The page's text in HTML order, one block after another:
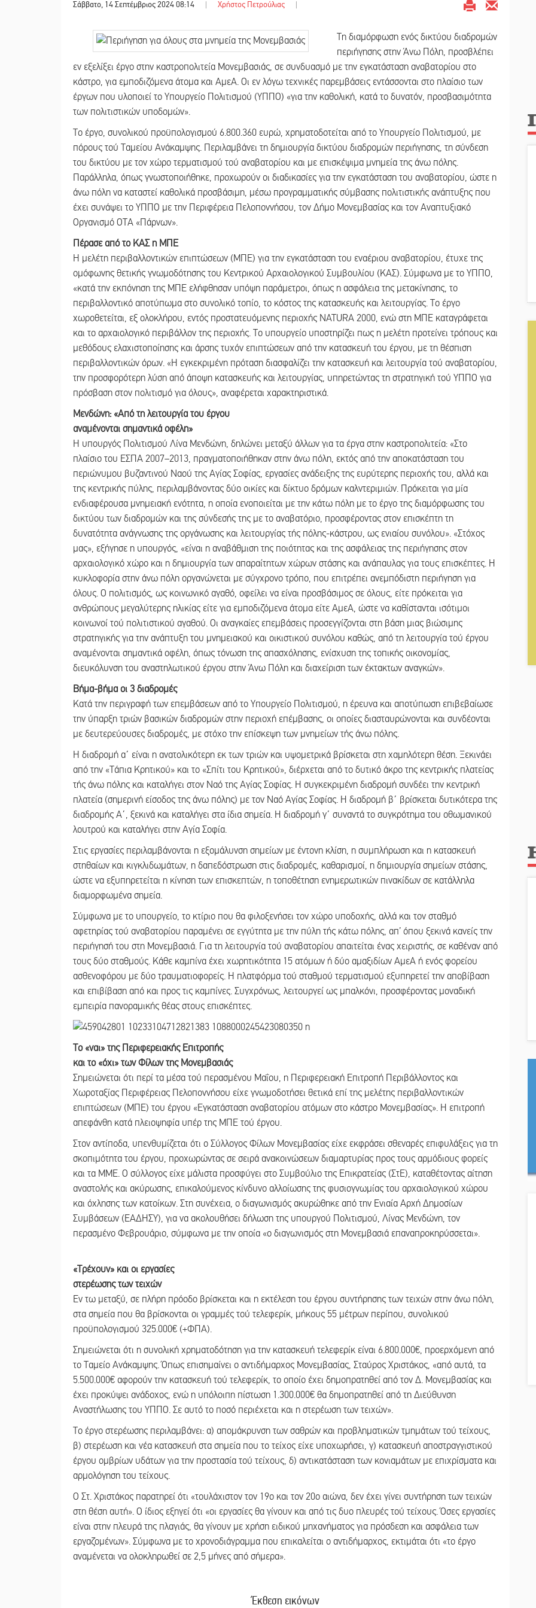
Σάββατο, 14 Σεπτέμβριος 2024 08:14 | Χρήστος Πετρούλιας |
Τη διαμόρφωση ενός δικτύου διαδρομών
περιήγησης στην Άνω Πόλη, προσβλέπει
εν εξελίξει έργο στην καστροπολιτεία Μονεμβασιάς, σε συνδυασμό με την εγκατάσταση αναβατορίου στο
κάστρο, για εμποδιζόμενα άτομα και ΑμεΑ. Οι εν λόγω τεχνικές παρεμβάσεις εντάσσονται στο πλαίσιο των
έργων που υλοποιεί το Υπουργείο Πολιτισμού (ΥΠΠΟ) «για την καθολική, κατά το δυνατόν, προσβασιμότητα
των πολιτιστικών υποδομών».
Το έργο, συνολικού προϋπολογισμού 6.800.360 ευρώ, χρηματοδοτείται από το Υπουργείο Πολιτισμού, με
πόρους τού Ταμείου Ανάκαμψης. Περιλαμβάνει τη δημιουργία δικτύου διαδρομών περιήγησης, τη σύνδεση
του δικτύου με τον χώρο τερματισμού τού αναβατορίου και με επισκέψιμα μνημεία της άνω πόλης.
Παράλληλα, όπως γνωστοποιήθηκε, προχωρούν οι διαδικασίες για την εγκατάσταση του αναβατορίου, ώστε η
άνω πόλη να καταστεί καθολικά προσβάσιμη, μέσω προγραμματικής σύμβασης πολιτιστικής ανάπτυξης που
έχει συνάψει το ΥΠΠΟ με την Περιφέρεια Πελοποννήσου, τον Δήμο Μονεμβασίας και τον Αναπτυξιακό
Οργανισμό ΟΤΑ «Πάρνων».
Πέρασε από το ΚΑΣ η ΜΠΕ
Η μελέτη περιβαλλοντικών επιπτώσεων (ΜΠΕ) για την εγκατάσταση του εναέριου αναβατορίου, έτυχε της
ομόφωνης θετικής γνωμοδότησης του Κεντρικού Αρχαιολογικού Συμβουλίου (ΚΑΣ). Σύμφωνα με το ΥΠΠΟ,
«κατά την εκπόνηση της ΜΠΕ ελήφθησαν υπόψη παράμετροι, όπως η ασφάλεια της μετακίνησης, το
περιβαλλοντικό αποτύπωμα στο συνολικό τοπίο, το κόστος της κατασκευής και λειτουργίας. Το έργο
χωροθετείται, εξ ολοκλήρου, εντός προστατευόμενης περιοχής NATURA 2000, ενώ στη ΜΠΕ καταγράφεται
και το αρχαιολογικό περιβάλλον της περιοχής. Το υπουργείο υποστηρίζει πως η μελέτη προτείνει τρόπους και
μεθόδους ελαχιστοποίησης και άρσης τυχόν επιπτώσεων από την κατασκευή του έργου, με τη θέσπιση
περιβαλλοντικών όρων. «Η εγκεκριμένη πρόταση διασφαλίζει την κατασκευή και λειτουργία τού αναβατορίου,
την προσφορότερη λύση από άποψη κατασκευής και λειτουργίας, υπηρετώντας τη στρατηγική τού ΥΠΠΟ για
πρόσβαση στον πολιτισμό για όλους», αναφέρεται χαρακτηριστικά.
Μενδώνη: «Από τη λειτουργία του έργου
αναμένονται σημαντικά οφέλη»
Η υπουργός Πολιτισμού Λίνα Μενδώνη, δηλώνει μεταξύ άλλων για τα έργα στην καστροπολιτεία: «Στο
πλαίσιο του ΕΣΠΑ 2007–2013, πραγματοποιήθηκαν στην άνω πόλη, εκτός από την αποκατάσταση του
περιώνυμου βυζαντινού Ναού της Αγίας Σοφίας, εργασίες ανάδειξης της ευρύτερης περιοχής του, αλλά και
της κεντρικής πύλης, περιλαμβάνοντας δύο οικίες και δίκτυο δρόμων καλντεριμιών. Πρόκειται για μία
ενδιαφέρουσα μνημειακή ενότητα, η οποία ενοποιείται με την κάτω πόλη με το έργο της διαμόρφωσης του
δικτύου των διαδρομών και της σύνδεσής της με το αναβατόριο, προσφέροντας στον επισκέπτη τη
δυνατότητα ανάγνωσης της οργάνωσης και λειτουργίας τής πόλης-κάστρου, ως ενιαίου συνόλου». «Στόχος
μας», εξήγησε η υπουργός, «είναι η αναβάθμιση της ποιότητας και της ασφάλειας της περιήγησης στον
αρχαιολογικό χώρο και η δημιουργία των απαραίτητων χώρων στάσης και ανάπαυλας για τους επισκέπτες. Η
κυκλοφορία στην άνω πόλη οργανώνεται με σύγχρονο τρόπο, που επιτρέπει ανεμπόδιστη περιήγηση για
όλους. Ο πολιτισμός, ως κοινωνικό αγαθό, οφείλει να είναι προσβάσιμος σε όλους, είτε πρόκειται για
ανθρώπους μεγαλύτερης ηλικίας είτε για εμποδιζόμενα άτομα είτε ΑμεΑ, ώστε να καθίστανται ισότιμοι
κοινωνοί τού πολιτιστικού αγαθού. Οι αναγκαίες επεμβάσεις προσεγγίζονται στη βάση μιας βιώσιμης
στρατηγικής για την ανάπτυξη του μνημειακού και οικιστικού συνόλου καθώς, από τη λειτουργία τού έργου
αναμένονται σημαντικά οφέλη, όπως τόνωση της απασχόλησης, ενίσχυση της τοπικής οικονομίας,
διευκόλυνση του αναστηλωτικού έργου στην Άνω Πόλη και διαχείριση των έκτακτων αναγκών».
Βήμα-βήμα οι 3 διαδρομές
Κατά την περιγραφή των επεμβάσεων από το Υπουργείο Πολιτισμού, η έρευνα και αποτύπωση επιβεβαίωσε
την ύπαρξη τριών βασικών διαδρομών στην περιοχή επέμβασης, οι οποίες διασταυρώνονται και συνδέονται
με δευτερεύουσες διαδρομές, με στόχο την επίσκεψη των μνημείων τής άνω πόλης.
Η διαδρομή α΄ είναι η ανατολικότερη εκ των τριών και υψομετρικά βρίσκεται στη χαμηλότερη θέση. Ξεκινάει
από την «Τάπια Κρητικού» και το «Σπίτι του Κρητικού», διέρχεται από το δυτικό άκρο της κεντρικής πλατείας
τής άνω πόλης και καταλήγει στον Ναό της Αγίας Σοφίας. Η συγκεκριμένη διαδρομή συνδέει την κεντρική
πλατεία (σημερινή είσοδος της άνω πόλης) με τον Ναό Αγίας Σοφίας. Η διαδρομή β΄ βρίσκεται δυτικότερα της
διαδρομής Α΄, ξεκινά και καταλήγει στα ίδια σημεία. Η διαδρομή γ΄ συναντά το συγκρότημα του οθωμανικού
λουτρού και καταλήγει στην Αγία Σοφία.
Στις εργασίες περιλαμβάνονται η εξομάλυνση σημείων με έντονη κλίση, η συμπλήρωση και η κατασκευή
στηθαίων και κιγκλιδωμάτων, η δαπεδόστρωση στις διαδρομές, καθαρισμοί, η δημιουργία σημείων στάσης,
ώστε να εξυπηρετείται η κίνηση των επισκεπτών, η τοποθέτηση ενημερωτικών πινακίδων σε κατάλληλα
διαμορφωμένα σημεία.
Σύμφωνα με το υπουργείο, το κτίριο που θα φιλοξενήσει τον χώρο υποδοχής, αλλά και τον σταθμό
αφετηρίας τού αναβατορίου παραμένει σε εγγύτητα με την πύλη τής κάτω πόλης, απ’ όπου ξεκινά κανείς την
περιήγησή του στη Μονεμβασιά. Για τη λειτουργία τού αναβατορίου απαιτείται ένας χειριστής, σε καθέναν από
τους δύο σταθμούς. Κάθε καμπίνα έχει χωρητικότητα 15 ατόμων ή δύο αμαξιδίων ΑμεΑ ή ενός φορείου
ασθενοφόρου με δύο τραυματιοφορείς. Η πλατφόρμα τού σταθμού τερματισμού εξυπηρετεί την αποβίβαση
και επιβίβαση από και προς τις καμπίνες. Συγχρόνως, λειτουργεί ως μπαλκόνι, προσφέροντας μοναδική
εμπειρία πανοραμικής θέας στους επισκέπτες.
Το «ναι» της Περιφερειακής Επιτροπής
και το «όχι» των Φίλων της Μονεμβασιάς
Σημειώνεται ότι περί τα μέσα τού περασμένου Μαΐου, η Περιφερειακή Επιτροπή Περιβάλλοντος και
Χωροταξίας Περιφέρειας Πελοποννήσου είχε γνωμοδοτήσει θετικά επί της μελέτης περιβαλλοντικών
επιπτώσεων (ΜΠΕ) του έργου «Εγκατάσταση αναβατορίου ατόμων στο κάστρο Μονεμβασίας». Η επιτροπή
απεφάνθη κατά πλειοψηφία υπέρ της ΜΠΕ τού έργου.
Στον αντίποδα, υπενθυμίζεται ότι ο Σύλλογος Φίλων Μονεμβασίας είχε εκφράσει σθεναρές επιφυλάξεις για τη
σκοπιμότητα του έργου, προχωρώντας σε σειρά ανακοινώσεων διαμαρτυρίας προς τους αρμόδιους φορείς
και τα ΜΜΕ. Ο σύλλογος είχε μάλιστα προσφύγει στο Συμβούλιο της Επικρατείας (ΣτΕ), καταθέτοντας αίτηση
αναστολής και ακύρωσης, επικαλούμενος κίνδυνο αλλοίωσης της φυσιογνωμίας του αρχαιολογικού χώρου
και όχλησης των κατοίκων. Στη συνέχεια, ο διαγωνισμός ακυρώθηκε από την Ενιαία Αρχή Δημοσίων
Συμβάσεων (ΕΑΔΗΣΥ), για να ακολουθήσει δήλωση της υπουργού Πολιτισμού, Λίνας Μενδώνη, τον
περασμένο Φεβρουάριο, σύμφωνα με την οποία «ο διαγωνισμός στη Μονεμβασιά επαναπροκηρύσσεται».
«Τρέχουν» και οι εργασίες
στερέωσης των τειχών
Εν τω μεταξύ, σε πλήρη πρόοδο βρίσκεται και η εκτέλεση του έργου συντήρησης των τειχών στην άνω πόλη,
στα σημεία που θα βρίσκονται οι γραμμές τού τελεφερίκ, μήκους 55 μέτρων περίπου, συνολικού
προϋπολογισμού 325.000€ (+ΦΠΑ).
Σημειώνεται ότι η συνολική χρηματοδότηση για την κατασκευή τελεφερίκ είναι 6.800.000€, προερχόμενη από
το Ταμείο Ανάκαμψης. Όπως επισημαίνει ο αντιδήμαρχος Μονεμβασίας, Σταύρος Χριστάκος, «από αυτά, τα
5.500.000€ αφορούν την κατασκευή τού τελεφερίκ, το οποίο έχει δημοπρατηθεί από τον Δ. Μονεμβασίας και
έχει προκύψει ανάδοχος, ενώ η υπόλοιπη πίστωση 1.300.000€ θα δημοπρατηθεί από τη Διεύθυνση
Αναστήλωσης του ΥΠΠΟ. Σε αυτό το ποσό περιέχεται και η στερέωση των τειχών».
Το έργο στερέωσης περιλαμβάνει: α) απομάκρυνση των σαθρών και προβληματικών τμημάτων τού τείχους,
β) στερέωση και νέα κατασκευή στα σημεία που το τείχος είχε υποχωρήσει, γ) κατασκευή αποστραγγιστικού
έργου ομβρίων υδάτων για την προστασία τού τείχους, δ) αντικατάσταση των κονιαμάτων με επιχρίσματα και
αρμολόγηση του τείχους.
Ο Στ. Χριστάκος παρατηρεί ότι «τουλάχιστον τον 19ο και τον 20ο αιώνα, δεν έχει γίνει συντήρηση των τειχών
στη θέση αυτή». Ο ίδιος εξηγεί ότι «οι εργασίες θα γίνουν και από τις δυο πλευρές τού τείχους. Όσες εργασίες
είναι στην πλευρά της πλαγιάς, θα γίνουν με χρήση ειδικού μηχανήματος για πρόσδεση και ασφάλεια των
εργαζομένων». Σύμφωνα με το χρονοδιάγραμμα που επικαλείται ο αντιδήμαρχος, εκτιμάται ότι «το έργο
αναμένεται να ολοκληρωθεί σε 2,5 μήνες από σήμερα».
Έκθεση εικόνων